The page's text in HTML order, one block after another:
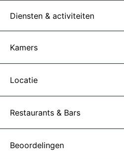
Diensten & activiteiten
Kamers
Locatie
Restaurants & Bars
Beoordelingen